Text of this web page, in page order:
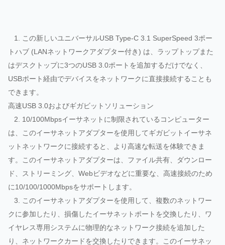
1. この新しいユニバーサルUSB Type-C 3.1 SuperSpeed 3ポー
トハブ (LANネットワークアダプター付き) は、ラップトップまた
はデスクトップに3つのUSB 3.0ポートを追加するだけでなく、
USBポート経由でデバイスをネットワークに直接接続することも
できます。
高速USB 3.0およびギガビットソリューション
2. 10/100Mbpsイーサネットに制限されているコンピューター
は、このイーサネットアダプターを使用してギガビットイーサネ
ットネットワークに接続すると、より高速な転送を体験できま
す。このイーサネットアダプターは、ファイル共有、ダウンロー
ド、ストリーミング、Webビデオなどに重要な、高速接続のため
に10/100/1000Mbpsをサポートします。
3. このイーサネットアダプターを使用して、複数のネットワー
クに参加したり、損傷したイーサネットポートを交換したり、ワ
イヤレス専用システムに物理的なネットワーク接続を追加した
り、ネットワークカードを交換したりできます。このイーサネッ